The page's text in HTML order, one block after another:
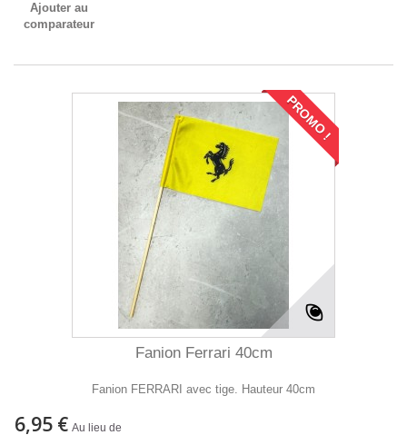
Ajouter au
comparateur
PROMO !
Fanion Ferrari 40cm
Fanion FERRARI avec tige. Hauteur 40cm
6,95 € Au lieu de